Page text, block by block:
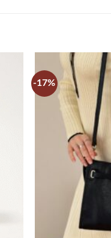
-17%